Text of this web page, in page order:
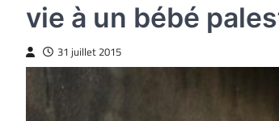
vie à un bébé
31 juillet 2015